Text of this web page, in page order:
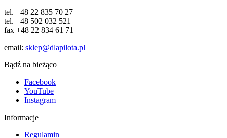
tel. +48 22 835 70 27
tel. +48 502 032 521
fax +48 22 834 61 71
email: sklep@dlapilota.pl
Bądź na bieżąco
Facebook
YouTube
Instagram
Informacje
Regulamin